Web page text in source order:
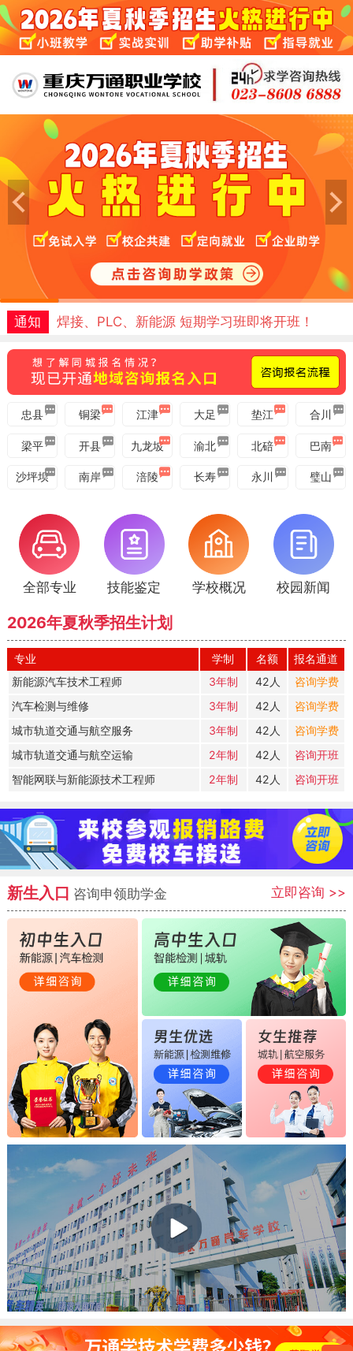
1
通知 免费体验课名额预约中！试学满意再报名！
通知
焊接、PLC、新能源 短期学习班即将开班！
通知 免费体验课名额预约中！试学满意再报名！
通知 焊接、PLC、新能源 短期学习班即将开班！
忠县 铜梁 江津 大足 垫江 合川
梁平 开县 九龙坡 渝北 北碚 巴南
沙坪坝 南岸 涪陵 长寿 永川 璧山
全部专业 技能鉴定 学校概况 校园新闻
2026年夏秋季招生计划
专业 学制 名额
报名通道
新能源汽车技术工程师
3年制 42人
咨询学费
汽车检测与维修
3年制 42人
咨询学费
城市轨道交通与航空服务
3年制 42人
咨询学费
城市轨道交通与航空运输
2年制 42人
咨询开班
智能网联与新能源技术工程师
2年制 42人 咨询开班
新生入口 咨询申领助学金 立即咨询 >>